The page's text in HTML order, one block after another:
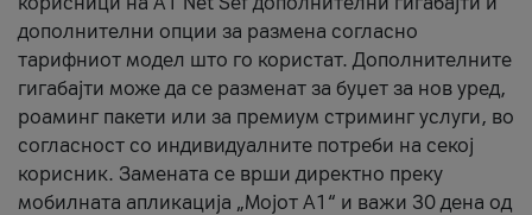
дополнителни опции за размена согласно
тарифниот модел што го користат. Дополнителните
гигабајти може да се разменат за буџет за нов уред,
роаминг пакети или за премиум стриминг услуги, во
согласност со индивидуалните потреби на секој
корисник. Замената се врши директно преку
мобилната апликација „Мојот А1“ и важи 30 дена од